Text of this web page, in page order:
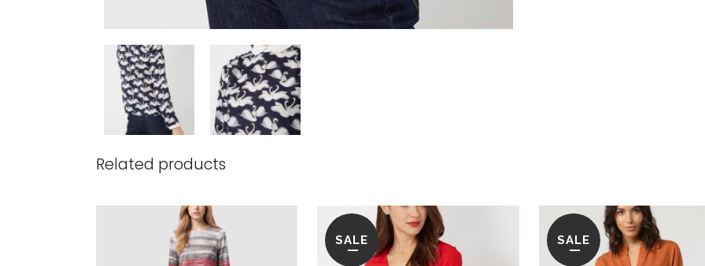
Related products
SALE SALE